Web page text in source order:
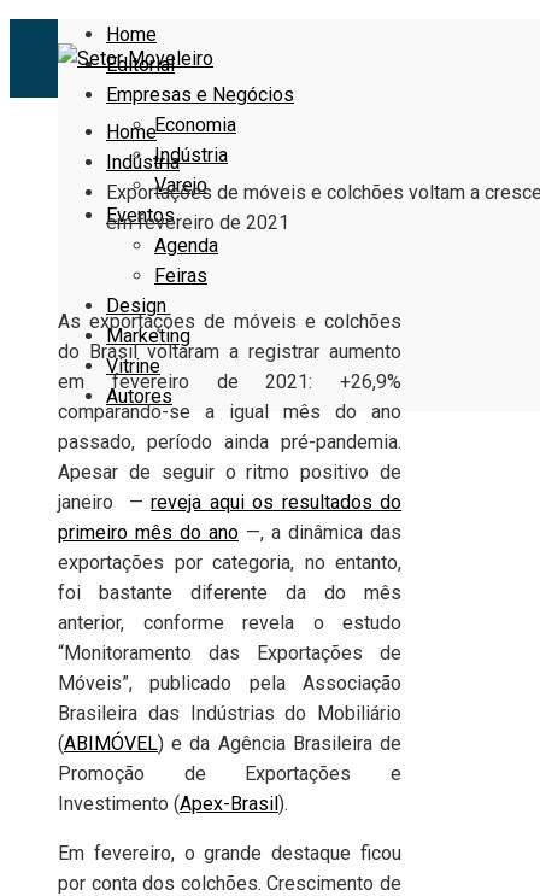
Home
Editorial
Empresas e Negócios
Economia
Indústria
Varejo
Eventos
Agenda
Feiras
Design
Marketing
Vitrine
Autores
Home
Indústria
Exportações de móveis e colchões voltam a
em fevereiro de 2021
As exportações de móveis e colchões
do Brasil voltaram a registrar aumento
em fevereiro de 2021: +26,9%
comparando-se a igual mês do ano
passado, período ainda pré-pandemia.
Apesar de seguir o ritmo positivo de
janeiro —reveja aqui os resultados do
primeiro mês do ano —, a dinâmica das
exportações por categoria, no entanto,
foi bastante diferente da do mês
anterior, conforme revela o estudo
“Monitoramento das Exportações de
Móveis”, publicado pela Associação
Brasileira das Indústrias do Mobiliário
(ABIMÓVEL) e da Agência Brasileira de
Promoção de Exportações e
Investimento (Apex-Brasil).
Em fevereiro, o grande destaque ficou
por conta dos colchões. Crescimento de